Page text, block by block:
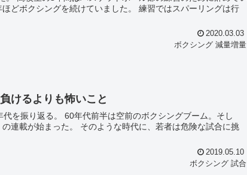
けていました。 練習ではスパーリングは行
2020.03.03
ボクシング 減量増量
けるよりも怖いこと
ボクシングブーム。そし
代に、若者は危険な試合に挑
2019.05.10
ボクシング 試合